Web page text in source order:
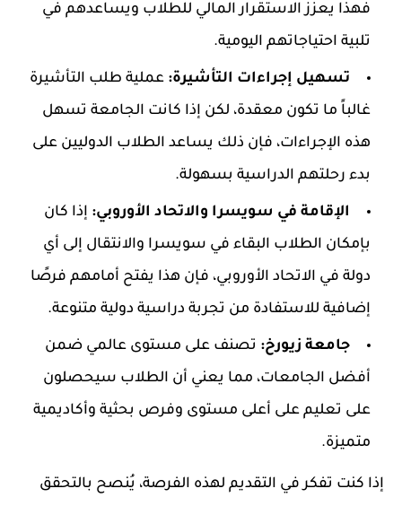
فهذا يعزز الاستقرار المالي للطلاب ويساعدهم في
تلبية احتياجاتهم اليومية.
تسهيل إجراءات التأشيرة: عملية طلب التأشيرة
غالباً ما تكون معقدة، لكن إذا كانت الجامعة تسهل
هذه الإجراءات، فإن ذلك يساعد الطلاب الدوليين على
بدء رحلتهم الدراسية بسهولة.
الإقامة في سويسرا والاتحاد الأوروبي: إذا كان
بإمكان الطلاب البقاء في سويسرا والانتقال إلى أي
دولة في الاتحاد الأوروبي، فإن هذا يفتح أمامهم فرصًا
إضافية للاستفادة من تجربة دراسية دولية متنوعة.
جامعة زيورخ: تصنف على مستوى عالمي ضمن
أفضل الجامعات، مما يعني أن الطلاب سيحصلون
على تعليم على أعلى مستوى وفرص بحثية وأكاديمية
متميزة.
إذا كنت تفكر في التقديم لهذه الفرصة، يُنصح بالتحقق